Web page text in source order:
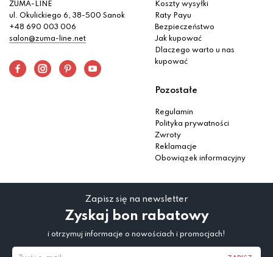
ZUMA-LINE
ul. Okulickiego 6, 38-500 Sanok
+48 690 003 006
salon@zuma-line.net
Koszty wysyłki
Raty Payu
Bezpieczeństwo
Jak kupować
Dlaczego warto u nas
kupować
Pozostałe
Regulamin
Polityka prywatności
Zwroty
Reklamacje
Obowiązek informacyjny
Zapisz się na newsletter
Zyskaj bon rabatowy
i otrzymuj informacje o nowościach i promocjach!